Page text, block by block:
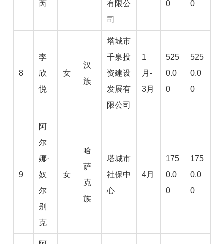
芮
有限公
司
0
0
8
李
欣
悦
女
汉
族
塔城市
千泉投
资建设
发展有
限公司
1
月-
3月
525
0.0
0
525
0.0
0
9
阿
尔
娜·
奴
尔
别
克
女
哈
萨
克
族
塔城市
社保中
心
4月
175
0.0
0
175
0.0
0